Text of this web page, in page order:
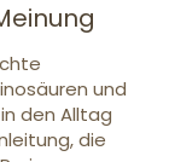
und
den Alltag
die